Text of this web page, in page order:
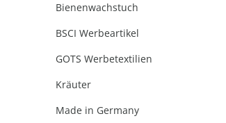
Bienenwachstuch
BSCI Werbeartikel
GOTS Werbetextilien
Kräuter
Made in Germany